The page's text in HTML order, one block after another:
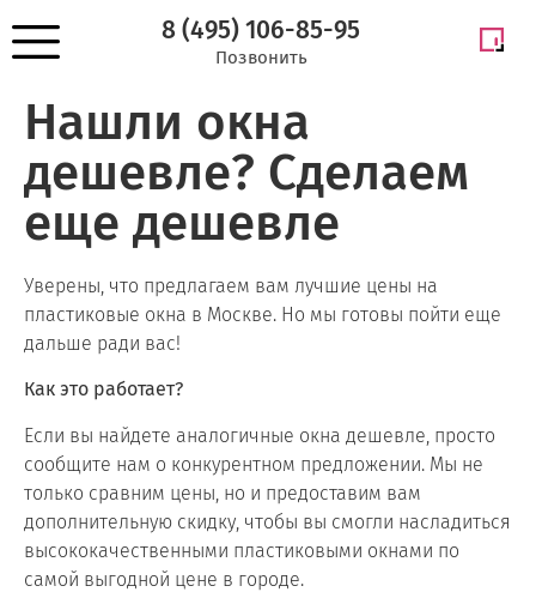
8 (495) 106-85-95
Позвонить
Нашли окна
дешевле? Сделаем
еще дешевле
Уверены, что предлагаем вам лучшие цены на
пластиковые окна в Москве. Но мы готовы пойти еще
дальше ради вас!
Как это работает?
Если вы найдете аналогичные окна дешевле, просто
сообщите нам о конкурентном предложении. Мы не
только сравним цены, но и предоставим вам
дополнительную скидку, чтобы вы смогли насладиться
высококачественными пластиковыми окнами по
самой выгодной цене в городе.